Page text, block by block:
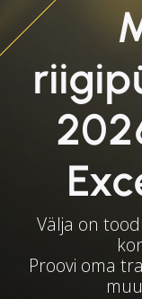
Välja on
Proovi oma